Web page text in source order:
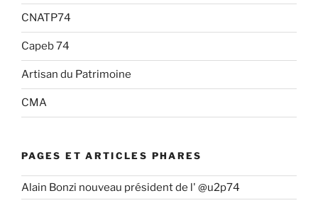
CNATP74
Capeb 74
Artisan du Patrimoine
CMA
PAGES ET ARTICLES PHARES
Alain Bonzi nouveau président de l' @u2p74